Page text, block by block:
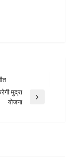
मुद्रा
योजना